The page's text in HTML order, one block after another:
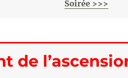
Soirée >>>
de